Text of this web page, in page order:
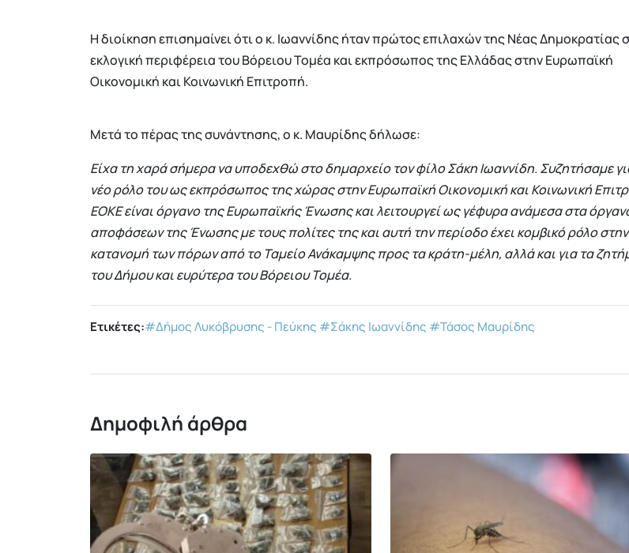
Η διοίκηση επισημαίνει ότι ο κ. Ιωαννίδης ήταν πρώτος επιλαχών της Νέας Δημοκρατίας
εκλογική περιφέρεια του Βόρειου Τομέα και εκπρόσωπος της Ελλάδας στην Ευρωπαϊκή
Οικονομική και Κοινωνική Επιτροπή.
Μετά το πέρας της συνάντησης, ο κ. Μαυρίδης δήλωσε:
Είχα τη χαρά σήμερα να υποδεχθώ στο δημαρχείο τον φίλο Σάκη Ιωαννίδη. Συζητήσαμε
νέο ρόλο του ως εκπρόσωπος της χώρας στην Ευρωπαϊκή Οικονομική και Κοινωνική
ΕΟΚΕ είναι όργανο της Ευρωπαϊκής Ένωσης και λειτουργεί ως γέφυρα ανάμεσα στα
αποφάσεων της Ένωσης με τους πολίτες της και αυτή την περίοδο έχει κομβικό ρόλο στην
κατανομή των πόρων από το Ταμείο Ανάκαμψης προς τα κράτη-μέλη, αλλά και για τα
του Δήμου και ευρύτερα του Βόρειου Τομέα.
Ετικέτες:#Δήμος Λυκόβρυσης - Πεύκης #Σάκης Ιωαννίδης #Τάσος Μαυρίδης
Δημοφιλή άρθρα